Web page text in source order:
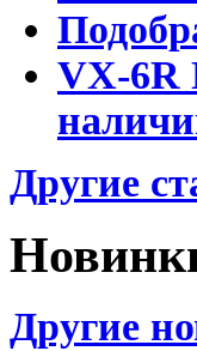
VX-
Другие
Другие